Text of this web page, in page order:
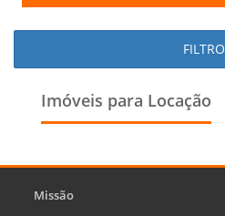
FILTRO
Imóveis para Locação
Missão